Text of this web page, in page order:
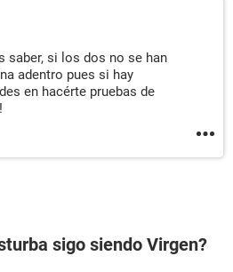
saber, si los dos no se han
adentro pues si hay
en hacérte pruebas de
sigo siendo Virgen?